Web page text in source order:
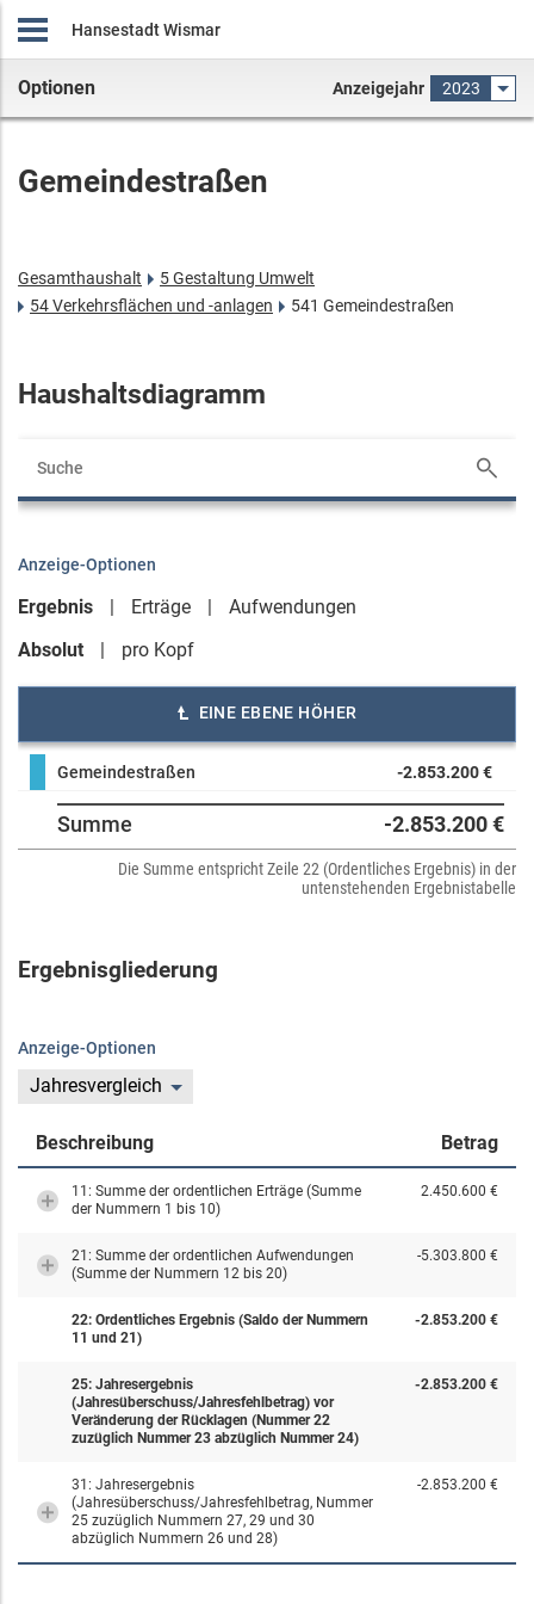
Hansestadt Wismar
Optionen Anzeigejahr 2023
Gemeindestraßen
Gesamthaushalt
5 Gestaltung Umwelt
54 Verkehrsflächen und -anlagen
541 Gemeindestraßen
Haushaltsdiagramm
Anzeige-Optionen
Ergebnis Erträge
Aufwendungen
Absolut
pro Kopf
EINE EBENE HÖHER
Gemeindestraßen -2.853.200 €
Summe -2.853.200 €
Die Summe entspricht Zeile 22 (Ordentliches Ergebnis) in der
untenstehenden Ergebnistabelle
Ergebnisgliederung
Anzeige-Optionen
Jahresvergleich
Beschreibung Betrag
11: Summe der ordentlichen Erträge (Summe
der Nummern 1 bis 10)
2.450.600 €
21: Summe der ordentlichen Aufwendungen
(Summe der Nummern 12 bis 20)
-5.303.800 €
22: Ordentliches Ergebnis (Saldo der Nummern
11 und 21)
-2.853.200 €
25: Jahresergebnis
(Jahresüberschuss/Jahresfehlbetrag) vor
Veränderung der Rücklagen (Nummer 22
zuzüglich Nummer 23 abzüglich Nummer 24)
-2.853.200 €
31: Jahresergebnis
(Jahresüberschuss/Jahresfehlbetrag, Nummer
25 zuzüglich Nummern 27, 29 und 30
abzüglich Nummern 26 und 28)
-2.853.200 €